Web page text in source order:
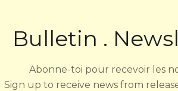
Bulletin .
Abonne-toi pour recevoir les
Sign up to receive news from